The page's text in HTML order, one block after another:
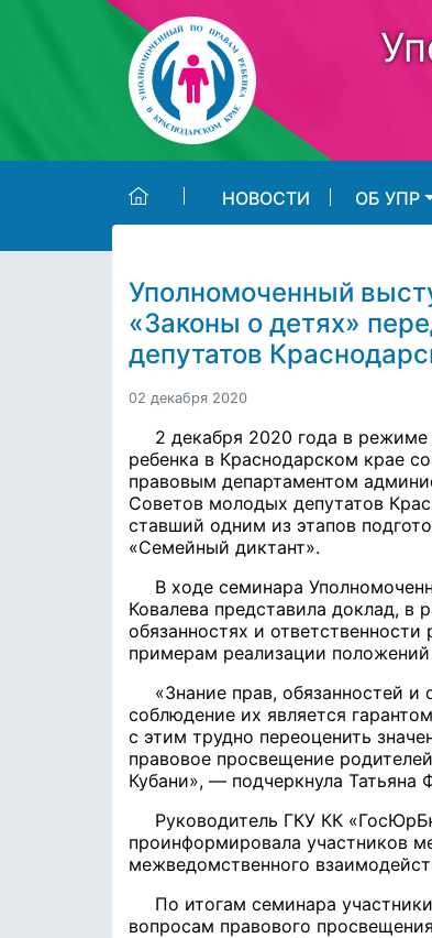
Skip to main content
НОВОСТИ ОБ УПР
Уполномоченный
«Законы о детях»
депутатов
02 декабря 2020
2 декабря 2020 года в
ребенка в Краснодарском крае
правовым департаментом
Советов молодых депутатов
ставший одним из этапов
«Семейный диктант».
В ходе семинара
Ковалева представила доклад,
обязанностях и
примерам реализации положений
«Знание прав, обязанностей и
соблюдение их является
с этим трудно переоценить
правовое просвещение
Кубани», — подчеркнула Татьяна
Руководитель ГКУ КК
проинформировала участников
межведомственного
По итогам семинара
вопросам правового